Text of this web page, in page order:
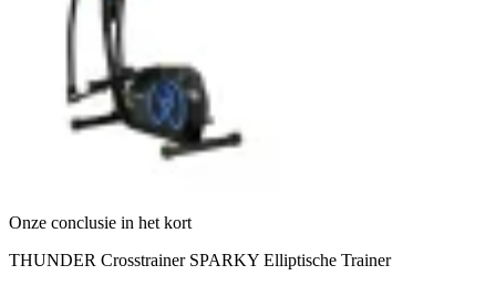
Onze conclusie in het kort
THUNDER Crosstrainer SPARKY Elliptische Trainer